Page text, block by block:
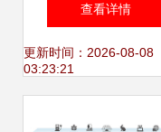
+数据服务”新篇章
查看详情
更新时间：2026-08-08
03:23:21